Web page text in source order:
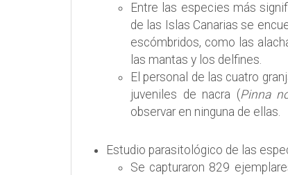
Entre las especies más
de las Islas Canarias se
escómbridos, como las
las mantas y los delfines.
El personal de las cuatro
juveniles de nacra (Pinna
observar en ninguna de ellas.
Estudio parasitológico de las
Se capturaron 829